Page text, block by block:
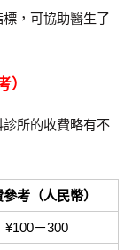
，可協助醫生了
）
所的收費略有不
考（人民幣）
¥100－300